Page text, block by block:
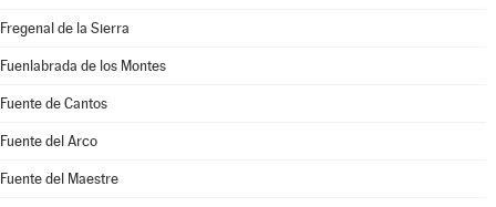
Fregenal de la Sierra
Fuenlabrada de los Montes
Fuente de Cantos
Fuente del Arco
Fuente del Maestre